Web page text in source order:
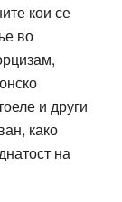
кои се
во
и други
како
на